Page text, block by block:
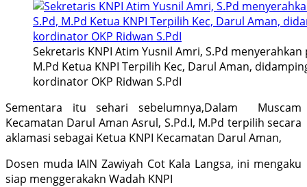
Sekretaris KNPI Atim Yusnil Amri, S.Pd menyerahkan
M.Pd Ketua KNPI Terpilih Kec, Darul Aman,
kordinator OKP Ridwan S.PdI
Sementara itu sehari sebelumnya,Dalam Muscam
Kecamatan Darul Aman Asrul, S.Pd.I, M.Pd terpilih secara
aklamasi sebagai Ketua KNPI Kecamatan Darul Aman,
Dosen muda IAIN Zawiyah Cot Kala Langsa, ini mengaku
siap menggerakakn Wadah KNPI